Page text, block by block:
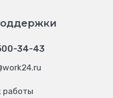
34-43
работы